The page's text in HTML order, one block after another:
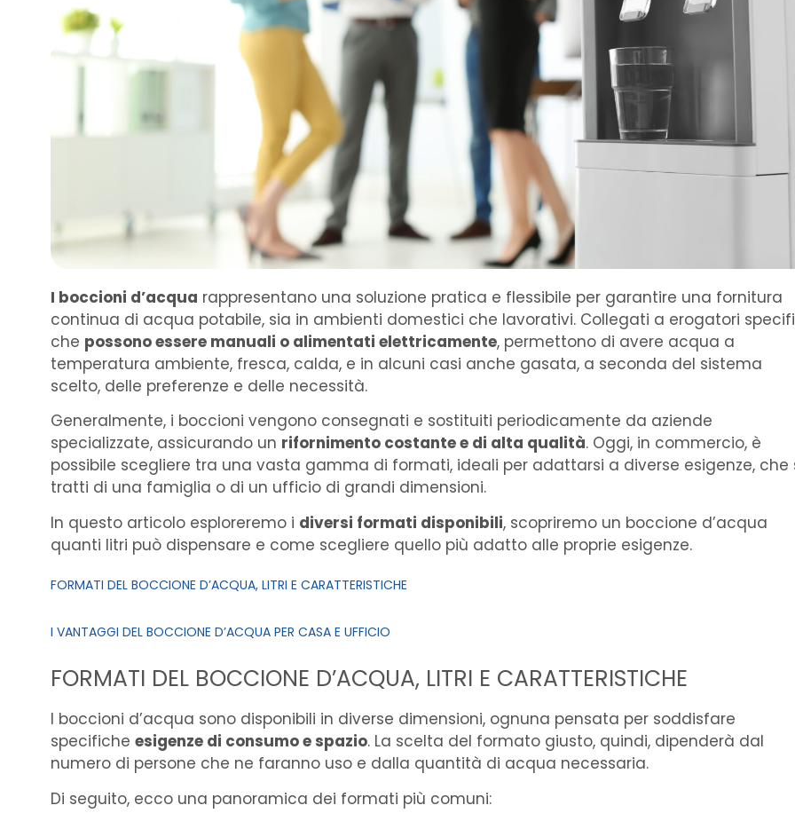
I boccioni d’acqua rappresentano una soluzione pratica e flessibile per garantire una fornitura
continua di acqua potabile, sia in ambienti domestici che lavorativi. Collegati a erogatori
che possono essere manuali o alimentati elettricamente, permettono di avere acqua a
temperatura ambiente, fresca, calda, e in alcuni casi anche gasata, a seconda del sistema
scelto, delle preferenze e delle necessità.
Generalmente, i boccioni vengono consegnati e sostituiti periodicamente da aziende
specializzate, assicurando un rifornimento costante e di alta qualità. Oggi, in commercio, è
possibile scegliere tra una vasta gamma di formati, ideali per adattarsi a diverse esigenze, che
tratti di una famiglia o di un ufficio di grandi dimensioni.
In questo articolo esploreremo i diversi formati disponibili, scopriremo un boccione d’acqua
quanti litri può dispensare e come scegliere quello più adatto alle proprie esigenze.
FORMATI DEL BOCCIONE D’ACQUA, LITRI E CARATTERISTICHE
I VANTAGGI DEL BOCCIONE D’ACQUA PER CASA E UFFICIO
FORMATI DEL BOCCIONE D’ACQUA, LITRI E CARATTERISTICHE
I boccioni d’acqua sono disponibili in diverse dimensioni, ognuna pensata per soddisfare
specifiche esigenze di consumo e spazio. La scelta del formato giusto, quindi, dipenderà dal
numero di persone che ne faranno uso e dalla quantità di acqua necessaria.
Di seguito, ecco una panoramica dei formati più comuni: